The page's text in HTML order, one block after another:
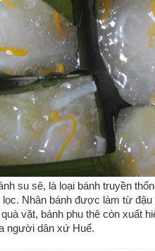
su sê, là loại bánh truyền
Nhân bánh được làm từ
vặt, bánh phu thê còn xuất
người dân xứ Huế.